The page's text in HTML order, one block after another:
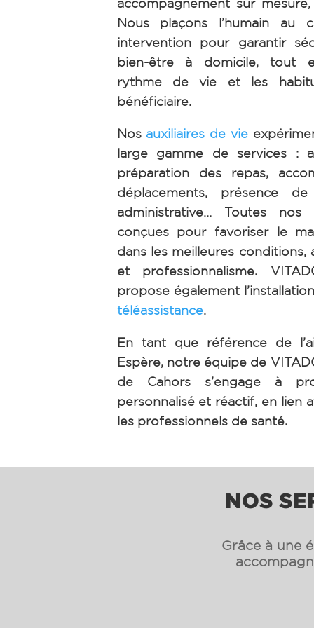
Nous plaçons l’humain au
intervention pour garantir
bien-être à domicile, tout
rythme de vie et les
bénéficiaire.
Nos auxiliaires de vie
large gamme de services :
préparation des repas,
déplacements, présence
administrative… Toutes nos
conçues pour favoriser le
dans les meilleures conditions,
et professionnalisme.
propose également
téléassistance.
En tant que référence de
Espère, notre équipe de
de Cahors s’engage à
personnalisé et réactif, en lien
les professionnels de santé.
NOS
Grâce à une